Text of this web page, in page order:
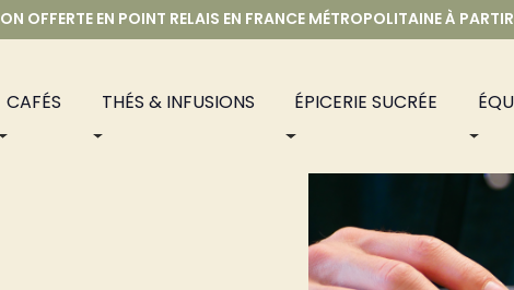
OFFERTE EN POINT RELAIS EN FRANCE MÉTROPOLITAINE À
CAFÉS THÉS & INFUSIONS ÉPICERIE SUCRÉE